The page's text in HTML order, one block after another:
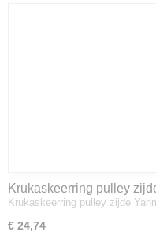
Krukaskeerring pulley
Deere - 119934-01800
Krukaskeerring pulley zijde
€ 24,74